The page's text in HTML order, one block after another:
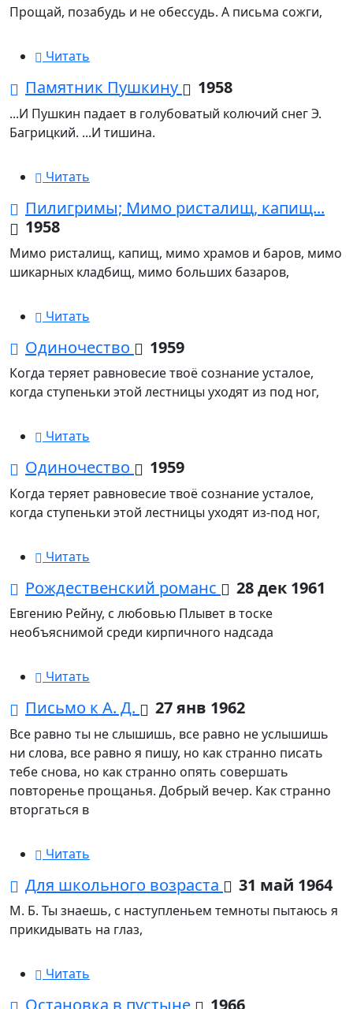
Прощай, позабудь и не обессудь. А письма сожги,
Читать
Памятник Пушкину 1958
...И Пушкин падает в голубоватый колючий снег Э.
Багрицкий. ...И тишина.
Читать
Пилигримы; Мимо ристалищ, капищ...
1958
Мимо ристалищ, капищ, мимо храмов и баров, мимо
шикарных кладбищ, мимо больших базаров,
Читать
Одиночество 1959
Когда теряет равновесие твоё сознание усталое,
когда ступеньки этой лестницы уходят из под ног,
Читать
Одиночество 1959
Когда теряет равновесие твоё сознание усталое,
когда ступеньки этой лестницы уходят из-под ног,
Читать
Рождественский романс 28 дек 1961
Евгению Рейну, с любовью Плывет в тоске
необъяснимой среди кирпичного надсада
Читать
Письмо к А. Д. 27 янв 1962
Bсе равно ты не слышишь, все равно не услышишь
ни слова, все равно я пишу, но как странно писать
тебе снова, но как странно опять совершать
повторенье прощанья. Добрый вечер. Kак странно
вторгаться в
Читать
Для школьного возраста 31 май 1964
М. Б. Ты знаешь, с наступленьем темноты пытаюсь я
прикидывать на глаз,
Читать